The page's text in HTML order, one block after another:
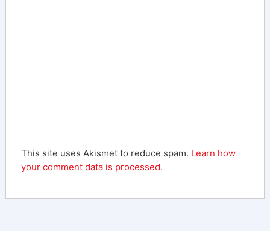
This site uses Akismet to reduce spam. Learn how
your comment data is processed.